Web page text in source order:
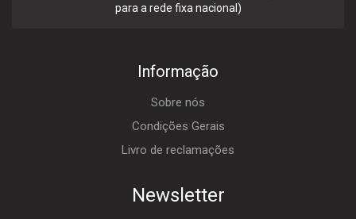
para a rede fixa nacional)
Informação
Sobre nós
Condições Gerais
Livro de reclamações
Newsletter